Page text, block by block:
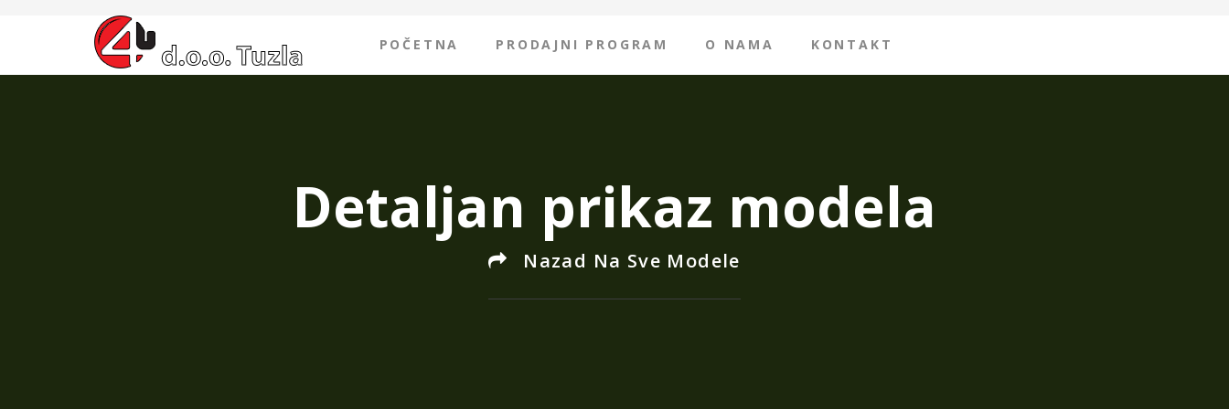
POČETNA PRODAJNI PROGRAM O NAMA KONTAKT
Detaljan prikaz modela
Nazad Na Sve Modele